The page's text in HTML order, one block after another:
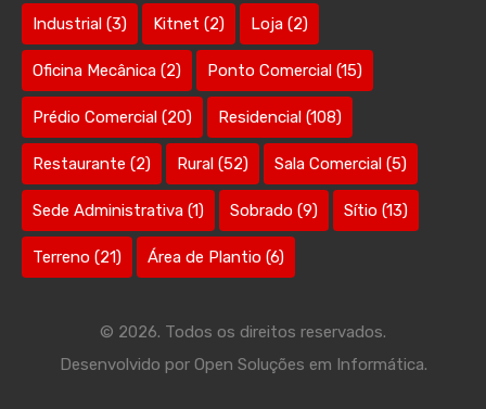
Industrial (3) Kitnet (2) Loja (2)
Oficina Mecânica (2) Ponto Comercial (15)
Prédio Comercial (20) Residencial (108)
Restaurante (2) Rural (52) Sala Comercial (5)
Sede Administrativa (1) Sobrado (9) Sítio (13)
Terreno (21) Área de Plantio (6)
© 2026. Todos os direitos reservados.
Desenvolvido por Open Soluções em Informática.